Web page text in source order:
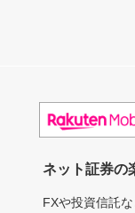
ネット証券の
FXや投資信託